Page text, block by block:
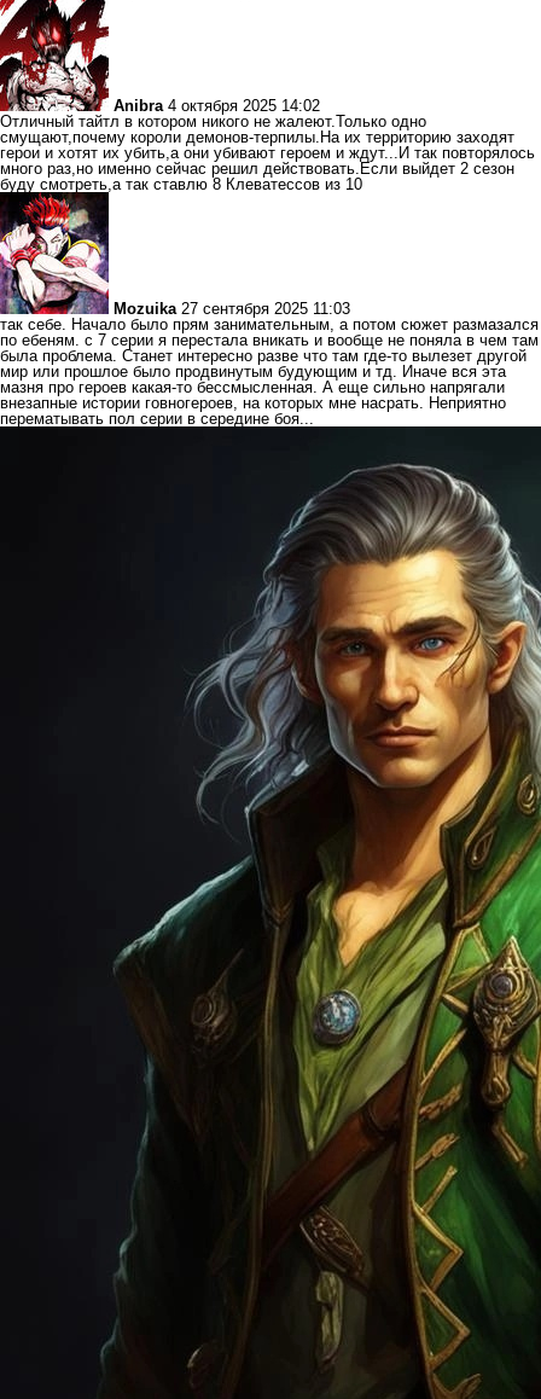
Anibra 4 октября 2025 14:02
Отличный тайтл в котором никого не жалеют.Только одно
смущают,почему короли демонов-терпилы.На их территорию заходят
герои и хотят их убить,а они убивают героем и ждут...И так повторялось
много раз,но именно сейчас решил действовать.Если выйдет 2 сезон
буду смотреть,а так ставлю 8 Клеватессов из 10
Mozuika 27 сентября 2025 11:03
так себе. Начало было прям занимательным, а потом сюжет размазался
по ебеням. с 7 серии я перестала вникать и вообще не поняла в чем там
была проблема. Станет интересно разве что там где-то вылезет другой
мир или прошлое было продвинутым будующим и тд. Иначе вся эта
мазня про героев какая-то бессмысленная. А еще сильно напрягали
внезапные истории говногероев, на которых мне насрать. Неприятно
перематывать пол серии в середине боя...